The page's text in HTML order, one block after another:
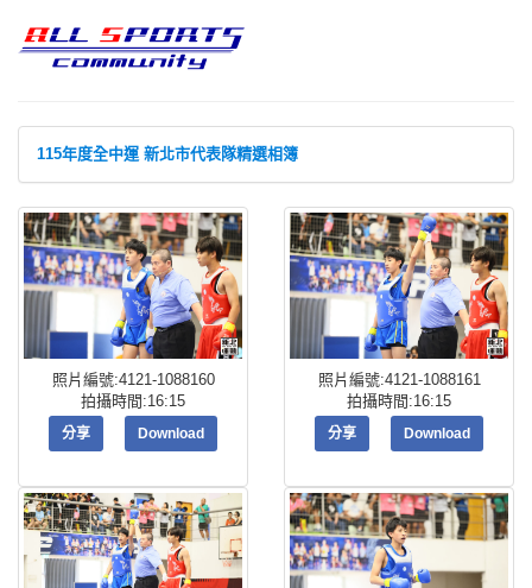
115年度全中運 新北市代表隊精選相簿
照片編號:4121-1088160
拍攝時間:16:15
分享 Download
照片編號:4121-1088161
拍攝時間:16:15
分享 Download